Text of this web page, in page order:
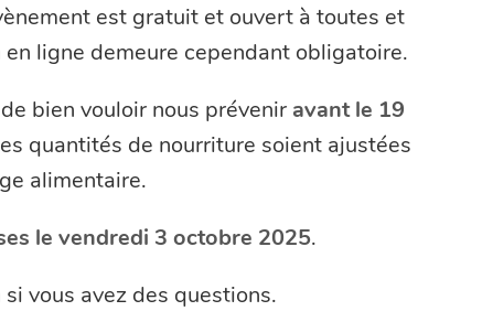
est gratuit et ouvert à toutes et
ligne demeure cependant obligatoire.
bien vouloir nous prévenir avant le 19
quantités de nourriture soient ajustées
alimentaire.
le vendredi 3 octobre 2025.
vous avez des questions.